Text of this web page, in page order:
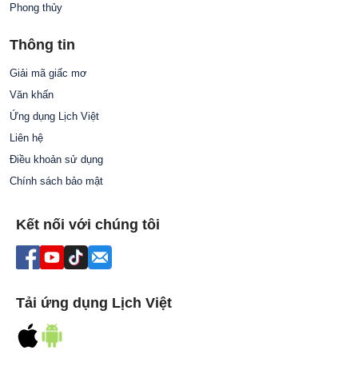
Phong thủy
Thông tin
Giải mã giấc mơ
Văn khấn
Ứng dụng Lịch Việt
Liên hệ
Điều khoản sử dụng
Chính sách bảo mật
Kết nối với chúng tôi
Tải ứng dụng Lịch Việt